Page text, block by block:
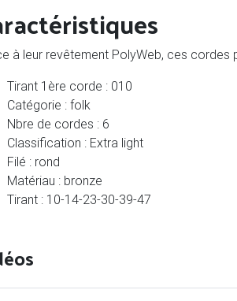
à leur revêtement PolyWeb, ces cordes
Tirant 1ère corde : 010
Catégorie : folk
Nbre de cordes : 6
Classification : Extra light
Filé : rond
Matériau : bronze
Tirant : 10-14-23-30-39-47